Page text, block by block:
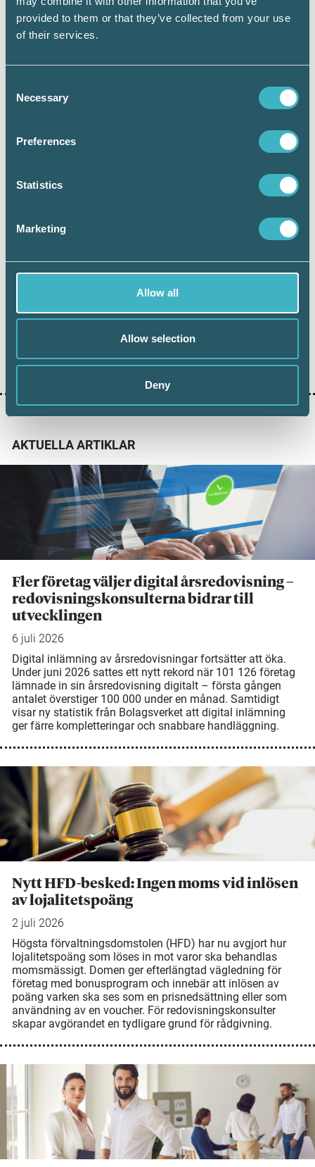
provided to them or that they’ve collected from your use
of their services.
Selection
Necessary
Preferences
Statistics
Marketing
Allow all
Allow selection
Deny
handelsinstitut.
blir roligare tillsammans. Dela med dig
varandra!
AKTUELLA ARTIKLAR
Fler företag väljer digital årsredovisning –
redovisningskonsulterna bidrar till
utvecklingen
6 juli 2026
Digital inlämning av årsredovisningar fortsätter att öka.
Under juni 2026 sattes ett nytt rekord när 101 126 företag
lämnade in sin årsredovisning digitalt – första gången
antalet överstiger 100 000 under en månad. Samtidigt
visar ny statistik från Bolagsverket att digital inlämning
ger färre kompletteringar och snabbare handläggning.
Nytt HFD-besked: Ingen moms vid inlösen
av lojalitetspoäng
2 juli 2026
Högsta förvaltningsdomstolen (HFD) har nu avgjort hur
lojalitetspoäng som löses in mot varor ska behandlas
momsmässigt. Domen ger efterlängtad vägledning för
företag med bonusprogram och innebär att inlösen av
poäng varken ska ses som en prisnedsättning eller som
användning av en voucher. För redovisningskonsulter
skapar avgörandet en tydligare grund för rådgivning.